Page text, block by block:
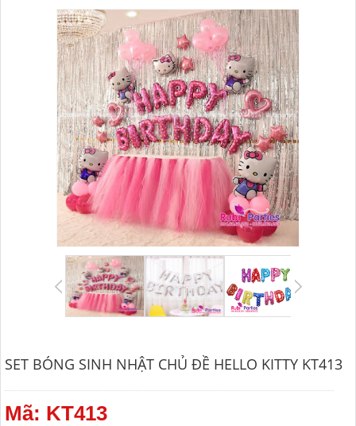
SET BÓNG SINH NHẬT CHỦ ĐỀ HELLO KITTY KT413
Mã: KT413